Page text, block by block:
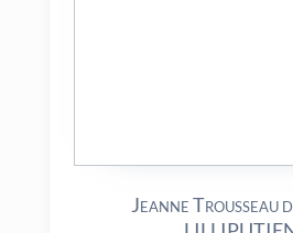
Jeanne Trousseau